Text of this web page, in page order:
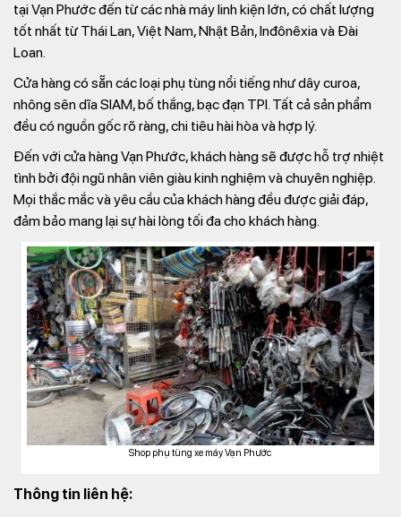
tại Vạn Phước đến từ các nhà máy linh kiện lớn, có chất lượng
tốt nhất từ Thái Lan, Việt Nam, Nhật Bản, Inđônêxia và Đài
Loan.
Cửa hàng có sẵn các loại phụ tùng nổi tiếng như dây curoa,
nhông sên dĩa SIAM, bố thắng, bạc đạn TPI. Tất cả sản phẩm
đều có nguồn gốc rõ ràng, chi tiêu hài hòa và hợp lý.
Đến với cửa hàng Vạn Phước, khách hàng sẽ được hỗ trợ nhiệt
tình bởi đội ngũ nhân viên giàu kinh nghiệm và chuyên nghiệp.
Mọi thắc mắc và yêu cầu của khách hàng đều được giải đáp,
đảm bảo mang lại sự hài lòng tối đa cho khách hàng.
Shop phụ tùng xe máy Vạn Phước
Thông tin liên hệ: